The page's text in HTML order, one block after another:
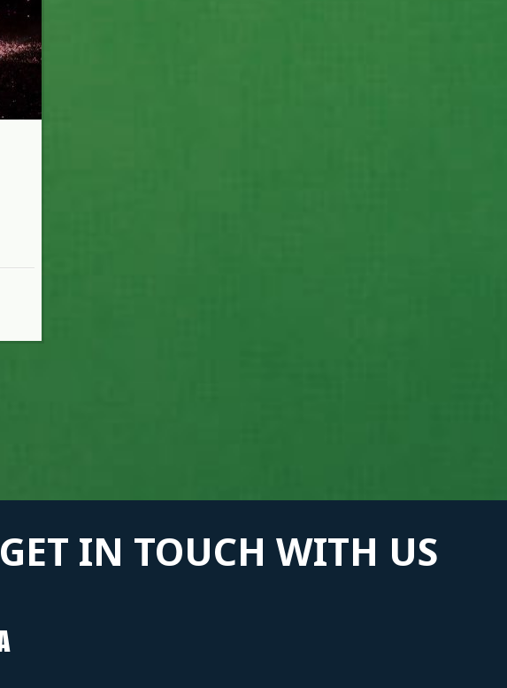
GET IN TOUCH WITH US